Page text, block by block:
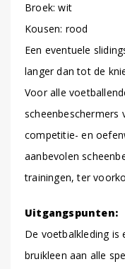
Broek: wit
Kousen: rood
Een eventuele
langer dan tot de
Voor alle
scheenbeschermers
competitie- en
aanbevolen
trainingen, ter
Uitgangspunten:
De voetbalkleding is
bruikleen aan alle